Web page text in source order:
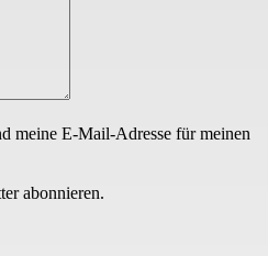
meine E-Mail-Adresse für meinen
abonnieren.